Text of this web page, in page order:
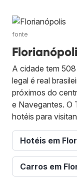
fonte
A cidade tem
legal é real
próximos do
e Navegantes. O
hotéis para
Hotéis em
Carros em